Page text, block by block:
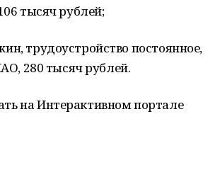
тысяч рублей;
трудоустройство постоянное,
280 тысяч рублей.
на Интерактивном портале